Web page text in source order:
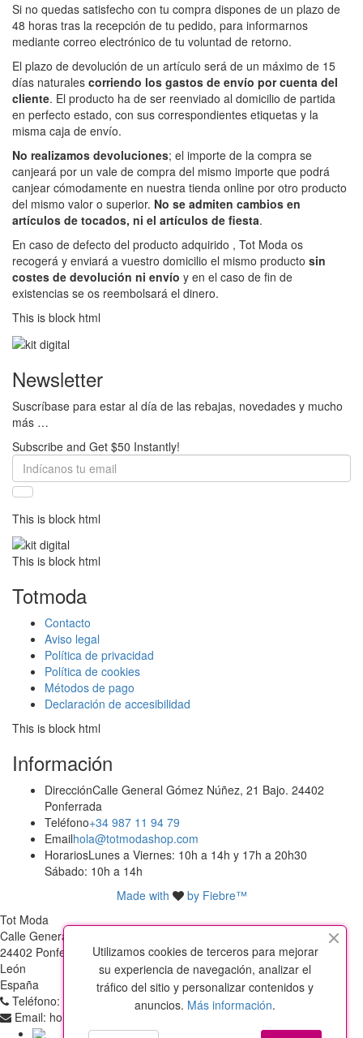
Si no quedas satisfecho con tu compra dispones de un plazo de
48 horas tras la recepción de tu pedido, para informarnos
mediante correo electrónico de tu voluntad de retorno.
El plazo de devolución de un artículo será de un máximo de 15
días naturales corriendo los gastos de envío por cuenta del
cliente. El producto ha de ser reenviado al domicilio de partida
en perfecto estado, con sus correspondientes etiquetas y la
misma caja de envío.
No realizamos devoluciones; el importe de la compra se
canjeará por un vale de compra del mismo importe que podrá
canjear cómodamente en nuestra tienda online por otro producto
del mismo valor o superior. No se admiten cambios en
artículos de tocados, ni el artículos de fiesta.
En caso de defecto del producto adquirido , Tot Moda os
recogerá y enviará a vuestro domicilio el mismo producto sin
costes de devolución ni envío y en el caso de fin de
existencias se os reembolsará el dinero.
This is block html
Newsletter
Suscríbase para estar al día de las rebajas, novedades y mucho
más …
Subscribe and Get $50 Instantly!
This is block html
This is block html
Totmoda
Contacto
Aviso legal
Política de privacidad
Política de cookies
Métodos de pago
Declaración de accesibilidad
This is block html
Información
DirecciónCalle General Gómez Núñez, 21 Bajo. 24402
Ponferrada
Teléfono+34 987 11 94 79
Emailhola@totmodashop.com
HorariosLunes a Viernes: 10h a 14h y 17h a 20h30
Sábado: 10h a 14h
Made with
by Fiebre™
Utilizamos cookies de terceros para mejorar
su experiencia de navegación, analizar el
tráfico del sitio y personalizar contenidos y
anuncios. Más información.
Tot Moda
Calle General Gómez Nuñez, 21 Bajo
24402 Ponferrada
León
España
Teléfono:
+34 987 11 94 79
Email: hola@totmodashop.com